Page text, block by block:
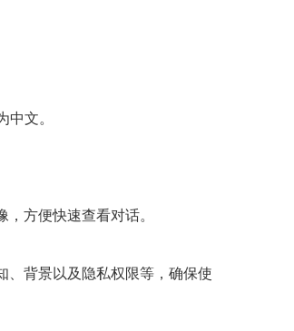
文。
方便快速查看对话。
背景以及隐私权限等，确保使